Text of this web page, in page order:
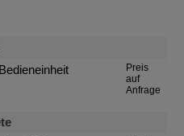
Preis
auf
Anfrage